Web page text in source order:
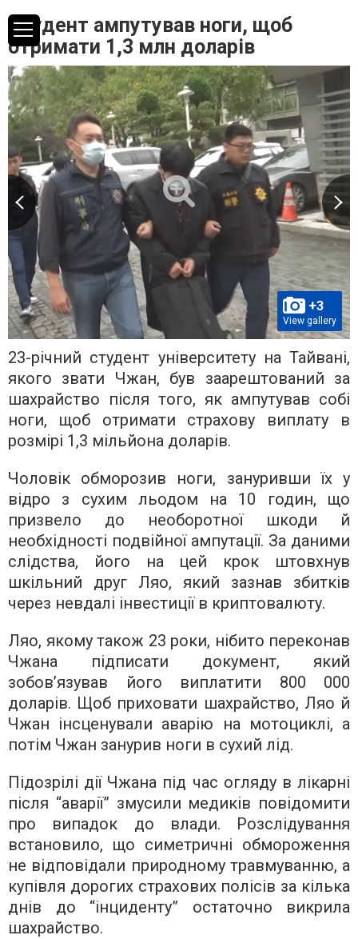
Студент ампутував ноги, щоб
отримати 1,3 млн доларів
+3
View gallery
23-річний студент університету на Тайвані,
якого звати Чжан, був заарештований за
шахрайство після того, як ампутував собі
ноги, щоб отримати страхову виплату в
розмірі 1,3 мільйона доларів.
Чоловік обморозив ноги, зануривши їх у
відро з сухим льодом на 10 годин, що
призвело до необоротної шкоди й
необхідності подвійної ампутації. За даними
слідства, його на цей крок штовхнув
шкільний друг Ляо, який зазнав збитків
через невдалі інвестиції в криптовалюту.
Ляо, якому також 23 роки, нібито переконав
Чжана підписати документ, який
зобов’язував його виплатити 800 000
доларів. Щоб приховати шахрайство, Ляо й
Чжан інсценували аварію на мотоциклі, а
потім Чжан занурив ноги в сухий лід.
Підозрілі дії Чжана під час огляду в лікарні
після “аварії” змусили медиків повідомити
про випадок до влади. Розслідування
встановило, що симетричні обмороження
не відповідали природному травмуванню, а
купівля дорогих страхових полісів за кілька
днів до “інциденту” остаточно викрила
шахрайство.